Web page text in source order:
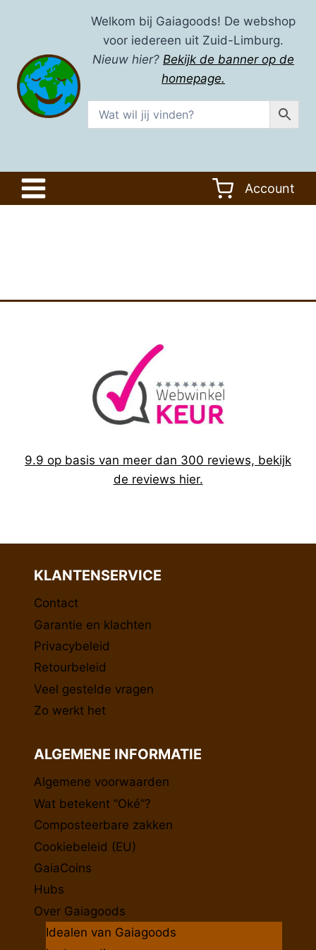
Welkom bij Gaiagoods! De webshop
voor iedereen uit Zuid-Limburg.
Nieuw hier? Bekijk de banner op de
homepage.
Account
9.9 op basis van meer dan 300 reviews, bekijk
de reviews hier.
KLANTENSERVICE
Contact
Garantie en klachten
Privacybeleid
Retourbeleid
Veel gestelde vragen
Zo werkt het
ALGEMENE INFORMATIE
Algemene voorwaarden
Wat betekent “Oké”?
Composteerbare zakken
Cookiebeleid (EU)
GaiaCoins
Hubs
Over Gaiagoods
Idealen van Gaiagoods